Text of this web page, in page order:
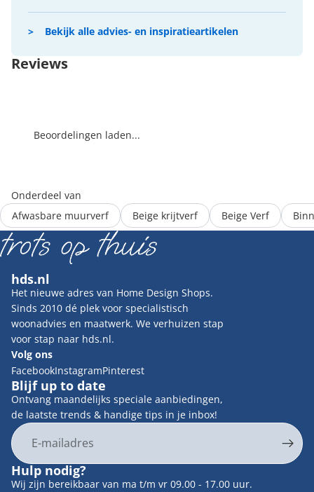
Bekijk alle advies- en inspiratieartikelen
Reviews
Beoordelingen laden...
Onderdeel van
Afwasbare muurverf
Beige krijtverf Beige Verf
hds.nl
Het nieuwe adres van Home Design Shops.
Sinds 2010 dé plek voor specialistisch
woonadvies en maatwerk. We verhuizen stap
voor stap naar hds.nl.
Volg ons
FacebookInstagramPinterest
Blijf up to date
Ontvang maandelijks speciale aanbiedingen,
de laatste trends & handige tips in je inbox!
E-mail
Hulp nodig?
Wij zijn bereikbaar van ma t/m vr 09.00 - 17.00 uur.
Contactgegevens